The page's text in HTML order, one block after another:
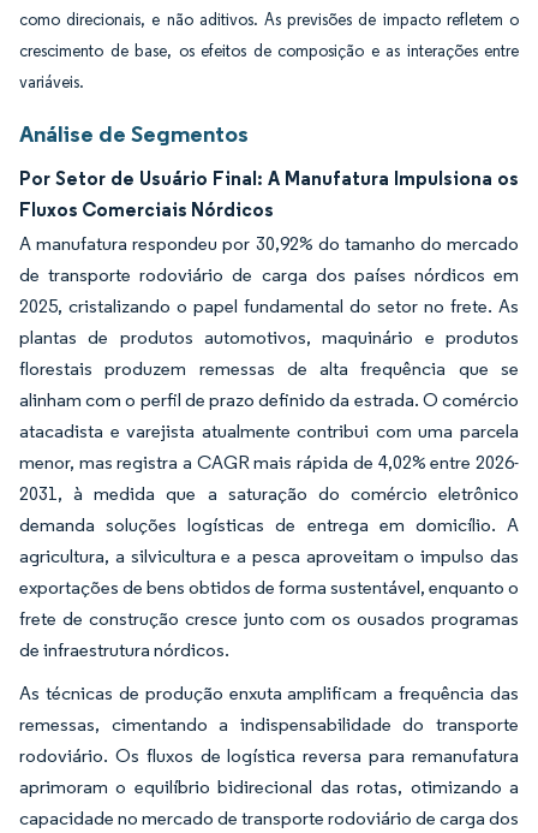
como direcionais, e não aditivos. As previsões de impacto refletem o
crescimento de base, os efeitos de composição e as interações entre
variáveis.
Análise de Segmentos
Por Setor de Usuário Final: A Manufatura Impulsiona os
Fluxos Comerciais Nórdicos
A manufatura respondeu por 30,92% do tamanho do mercado
de transporte rodoviário de carga dos países nórdicos em
2025, cristalizando o papel fundamental do setor no frete. As
plantas de produtos automotivos, maquinário e produtos
florestais produzem remessas de alta frequência que se
alinham com o perfil de prazo definido da estrada. O comércio
atacadista e varejista atualmente contribui com uma parcela
menor, mas registra a CAGR mais rápida de 4,02% entre 2026-
2031, à medida que a saturação do comércio eletrônico
demanda soluções logísticas de entrega em domicílio. A
agricultura, a silvicultura e a pesca aproveitam o impulso das
exportações de bens obtidos de forma sustentável, enquanto o
frete de construção cresce junto com os ousados programas
de infraestrutura nórdicos.
As técnicas de produção enxuta amplificam a frequência das
remessas, cimentando a indispensabilidade do transporte
rodoviário. Os fluxos de logística reversa para remanufatura
aprimoram o equilíbrio bidirecional das rotas, otimizando a
capacidade no mercado de transporte rodoviário de carga dos